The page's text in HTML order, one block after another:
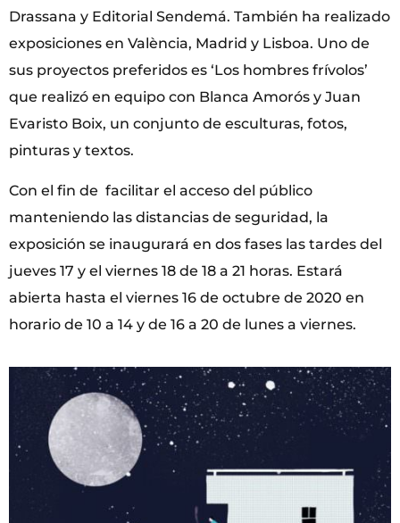
Drassana y Editorial Sendemá. También ha realizado
exposiciones en València, Madrid y Lisboa. Uno de
sus proyectos preferidos es ‘Los hombres frívolos’
que realizó en equipo con Blanca Amorós y Juan
Evaristo Boix, un conjunto de esculturas, fotos,
pinturas y textos.
Con el fin de facilitar el acceso del público
manteniendo las distancias de seguridad, la
exposición se inaugurará en dos fases las tardes del
jueves 17 y el viernes 18 de 18 a 21 horas. Estará
abierta hasta el viernes 16 de octubre de 2020 en
horario de 10 a 14 y de 16 a 20 de lunes a viernes.